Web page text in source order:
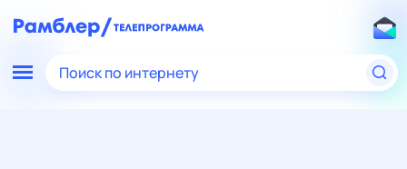
Поиск по интернету